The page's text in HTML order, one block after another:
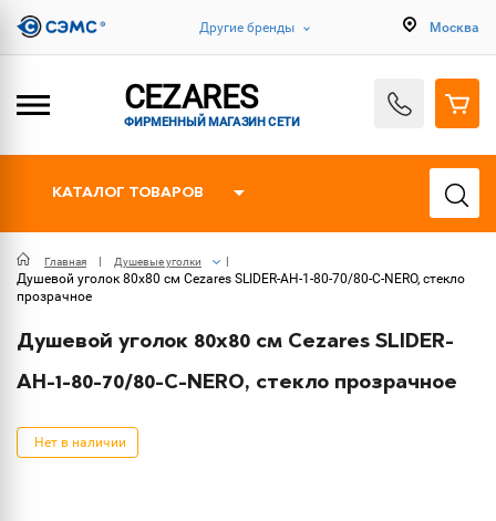
Другие бренды Москва
CEZARES
ФИРМЕННЫЙ МАГАЗИН СЕТИ
КАТАЛОГ ТОВАРОВ
Главная Душевые уголки
Душевой уголок 80х80 см Cezares SLIDER-AH-1-80-70/80-C-NERO, стекло
прозрачное
Душевой уголок 80х80 см Cezares SLIDER-
AH-1-80-70/80-C-NERO, стекло прозрачное
Нет в наличии